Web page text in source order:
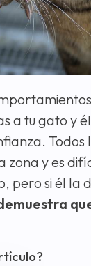
a tu gato y
Todos
zona y es
pero si él la